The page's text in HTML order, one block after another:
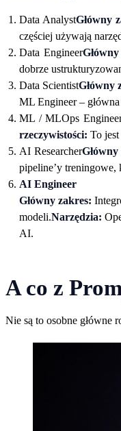
Data AnalystGłówny
częściej używają
Data Engineer
dobrze
Data ScientistGłówny
ML Engineer –
ML / MLOps
rzeczywistości: To
AI Researcher
pipeline’y
AI Engineer
Główny zakres:
modeli.Narzędzia:
AI.
A co z
Nie są to osobne główne